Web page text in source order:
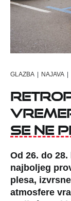
GLAZBA | NAJAVA |
se ne
Od 26. do
najboljeg
plesa,
atmosfere